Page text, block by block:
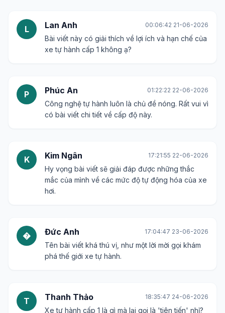
L Lan Anh 00:06:42 21-06-2026
Bài viết này có giải thích về lợi ích và hạn chế của
xe tự hành cấp 1 không ạ?
P Phúc An 01:22:22 22-06-2026
Công nghệ tự hành luôn là chủ đề nóng. Rất vui vì
có bài viết chi tiết về cấp độ này.
K Kim Ngân 17:21:55 22-06-2026
Hy vọng bài viết sẽ giải đáp được những thắc
mắc của mình về các mức độ tự động hóa của xe
hơi.
� Đức Anh 17:04:47 23-06-2026
Tên bài viết khá thú vị, như một lời mời gọi khám
phá thế giới xe tự hành.
T Thanh Thảo 18:35:47 24-06-2026
Xe tự hành cấp 1 là gì mà lại gọi là 'tiên tiến' nhỉ?